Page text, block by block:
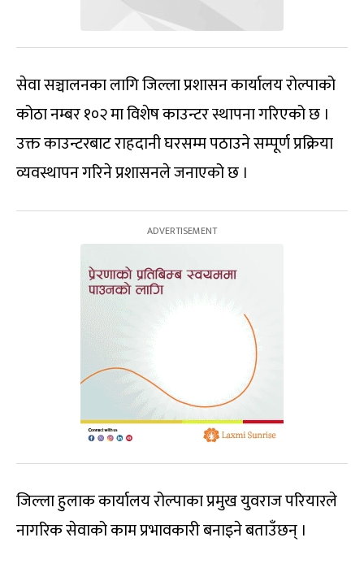
सेवा सञ्चालनका लागि जिल्ला प्रशासन कार्यालय रोल्पाको
कोठा नम्बर १०२ मा विशेष काउन्टर स्थापना गरिएको छ ।
उक्त काउन्टरबाट राहदानी घरसम्म पठाउने सम्पूर्ण प्रक्रिया
व्यवस्थापन गरिने प्रशासनले जनाएको छ ।
जिल्ला हुलाक कार्यालय रोल्पाका प्रमुख युवराज परियारले
नागरिक सेवाको काम प्रभावकारी बनाइने बताउँछन् ।